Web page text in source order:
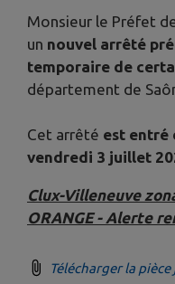
Monsieur le Préfet
un nouvel arrêté
temporaire de
département de
Cet arrêté est entré
vendredi 3 juillet
Clux-Villeneuve
ORANGE - Alerte
Télécharger la